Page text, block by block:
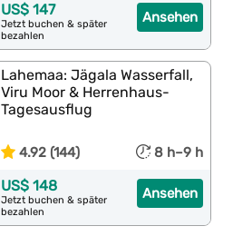
Ansehen
US$ 147
Jetzt buchen & später
bezahlen
Lahemaa: Jägala Wasserfall,
Viru Moor & Herrenhaus-
Tagesausflug
4.92 (144) 8 h–9 h
Ansehen
US$ 148
Jetzt buchen & später
bezahlen